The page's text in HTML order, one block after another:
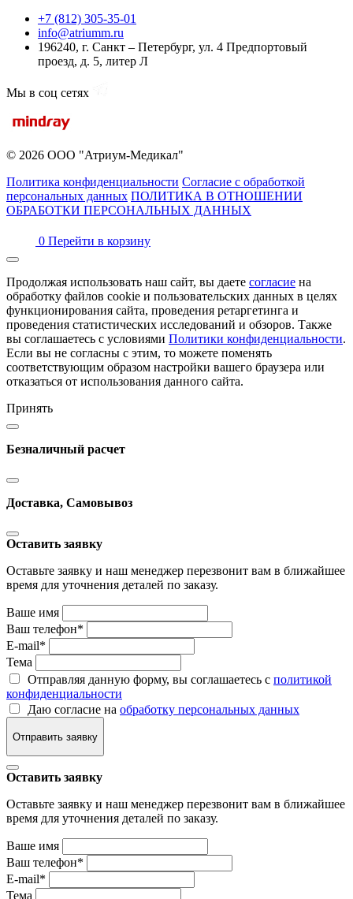
+7 (812) 305-35-01
info@atriumm.ru
196240, г. Санкт – Петербург, ул. 4 Предпортовый
проезд, д. 5, литер Л
Мы в соц сетях
© 2026 ООО "Атриум-Медикал"
Политика конфиденциальности Согласие с обработкой
персональных данных ПОЛИТИКА В ОТНОШЕНИИ
ОБРАБОТКИ ПЕРСОНАЛЬНЫХ ДАННЫХ
0 Перейти в корзину
Продолжая использовать наш сайт, вы даете согласие на
обработку файлов cookie и пользовательских данных в целях
функционирования сайта, проведения ретаргетинга и
проведения статистических исследований и обзоров. Также
вы соглашаетесь с условиями Политики конфиденциальности.
Если вы не согласны с этим, то можете поменять
соответствующим образом настройки вашего браузера или
отказаться от использования данного сайта.
Принять
Безналичный расчет
Доставка, Самовывоз
Оставить заявку
Оставьте заявку и наш менеджер перезвонит вам в ближайшее
время для уточнения деталей по заказу.
Ваше имя
Ваш телефон*
E-mail*
Тема
Отправляя данную форму, вы соглашаетесь с политикой
конфиденциальности
Даю согласие на обработку персональных данных
Отправить заявку
Оставить заявку
Оставьте заявку и наш менеджер перезвонит вам в ближайшее
время для уточнения деталей по заказу.
Ваше имя
Ваш телефон*
E-mail*
Тема